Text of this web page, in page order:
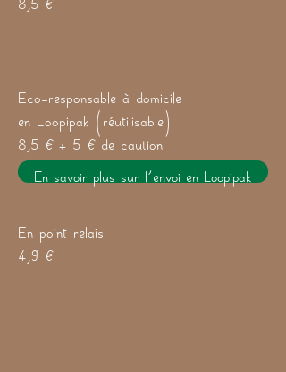
Eco-responsable à domicile
en Loopipak (réutilisable)
8,5 € + 5 € de caution
En savoir plus sur l'envoi en Loopipak
En point relais
4,9 €